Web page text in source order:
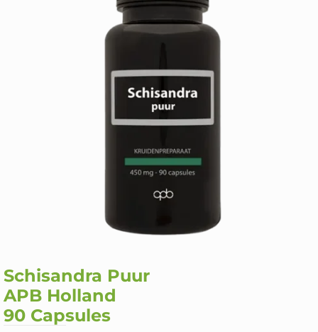
Schisandra Puur
APB Holland
90 Capsules